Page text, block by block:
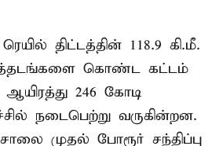
திட்டத்தின் 118.9 கி.மீ.
கொண்ட கட்டம்
246 கோடி
நடைபெற்று வருகின்றன.
முதல் போரூர் சந்திப்பு